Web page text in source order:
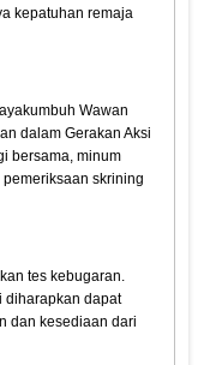
kepatuhan remaja
Wawan
dalam Gerakan Aksi
bersama, minum
skrining
tes kebugaran.
diharapkan dapat
dan kesediaan dari